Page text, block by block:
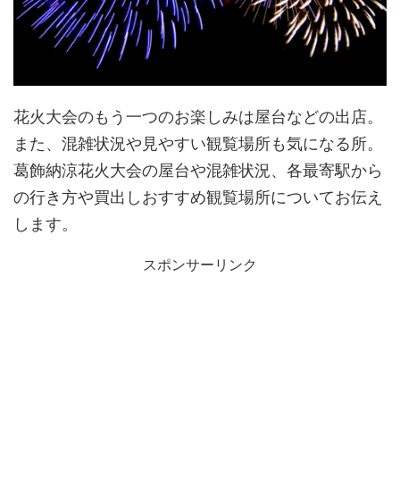
花火大会のもう一つのお楽しみは屋台などの出店。
また、混雑状況や見やすい観覧場所も気になる所。
葛飾納涼花火大会の屋台や混雑状況、各最寄駅から
の行き方や買出しおすすめ観覧場所についてお伝え
します。
スポンサーリンク